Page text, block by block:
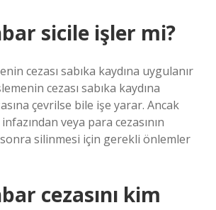
sicile işler mi?
cezası sabıka kaydına uygulanır
cezası sabıka kaydına
çevrilse bile işe yarar. Ancak
veya para cezasının
silinmesi için gerekli önlemler
cezasını kim